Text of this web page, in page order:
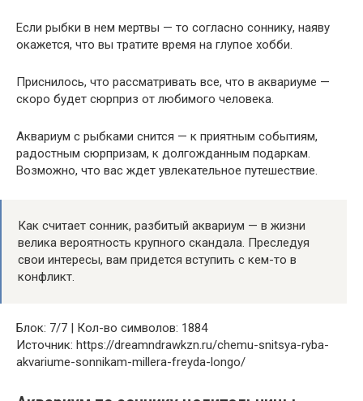
Если рыбки в нем мертвы — то согласно соннику, наяву
окажется, что вы тратите время на глупое хобби.
Приснилось, что рассматривать все, что в аквариуме —
скоро будет сюрприз от любимого человека.
Аквариум с рыбками снится — к приятным событиям,
радостным сюрпризам, к долгожданным подаркам.
Возможно, что вас ждет увлекательное путешествие.
Как считает сонник, разбитый аквариум — в жизни
велика вероятность крупного скандала. Преследуя
свои интересы, вам придется вступить с кем-то в
конфликт.
Блок: 7/7 | Кол-во символов: 1884
Источник: https://dreamndrawkzn.ru/chemu-snitsya-ryba-
akvariume-sonnikam-millera-freyda-longo/